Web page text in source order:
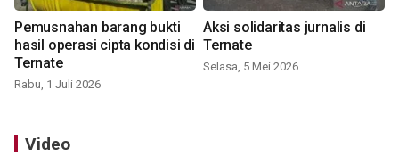
Pemusnahan barang bukti
hasil operasi cipta kondisi di
Ternate
Rabu, 1 Juli 2026
Aksi solidaritas jurnalis di
Ternate
Selasa, 5 Mei 2026
Video